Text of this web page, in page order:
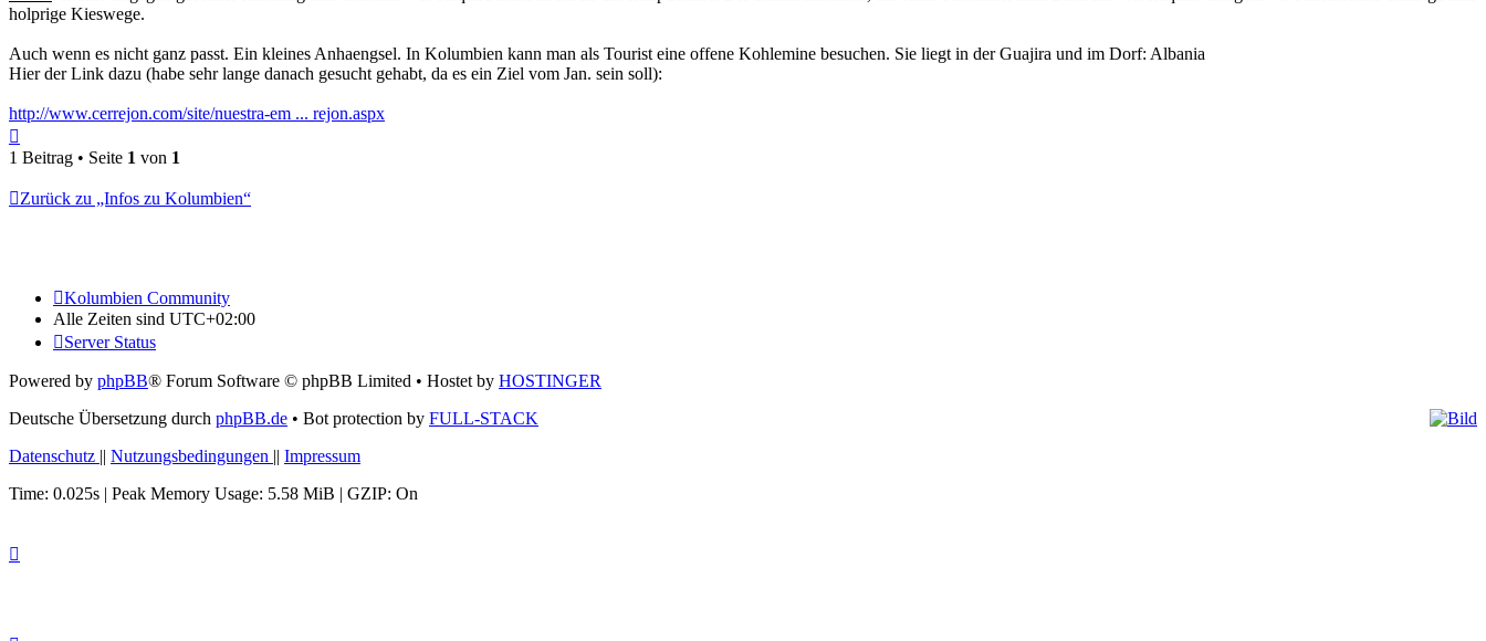
holprige Kieswege.
Auch wenn es nicht ganz passt. Ein kleines Anhaengsel. In Kolumbien kann man als Tourist eine offene Kohlemine besuchen. Sie liegt in der Guajira und im Dorf: Albania
Hier der Link dazu (habe sehr lange danach gesucht gehabt, da es ein Ziel vom Jan. sein soll):
http://www.cerrejon.com/site/nuestra-em ... rejon.aspx
oben
1 Beitrag • Seite 1 von 1
Zurück zu „Infos zu Kolumbien“
Kolumbien Community
Alle Zeiten sind UTC+02:00
Server Status
Powered by phpBB® Forum Software © phpBB Limited • Hostet by HOSTINGER
Deutsche Übersetzung durch phpBB.de • Bot protection by FULL-STACK
Datenschutz || Nutzungsbedingungen || Impressum
Time: 0.025s | Peak Memory Usage: 5.58 MiB | GZIP: On